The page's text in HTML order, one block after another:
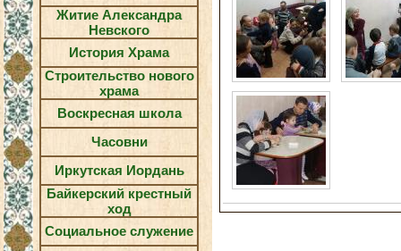
Житие Александра
Невского
История Храма
Строительство нового
храма
Воскресная школа
Часовни
Иркутская Иордань
Байкерский крестный
ход
Социальное служение